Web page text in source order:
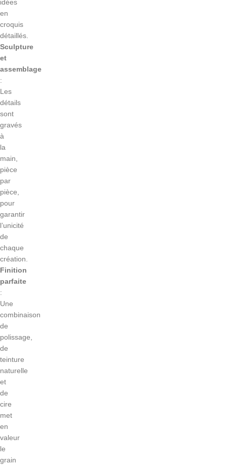
idées
en
croquis
détaillés.
Sculpture
et
assemblage
:
Les
détails
sont
gravés
à
la
main,
pièce
par
pièce,
pour
garantir
l’unicité
de
chaque
création.
Finition
parfaite
:
Une
combinaison
de
polissage,
de
teinture
naturelle
et
de
cire
met
en
valeur
le
grain